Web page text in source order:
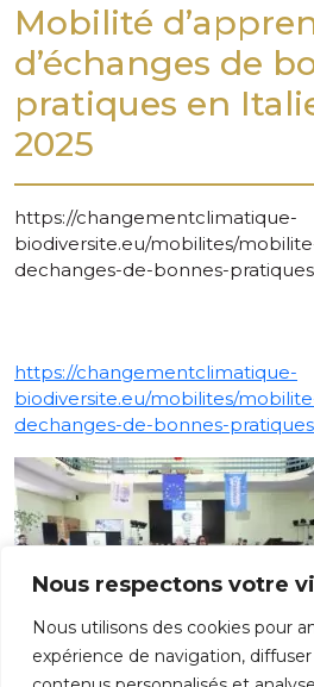
Nous respectons votre
Nous utilisons des cookies pour
expérience de navigation,
Mobilité
d’échanges de
pratiques en
2025
https://changementclimatique-
biodiversite.eu/mobilites/
dechanges-de-bonnes-
https://changementclimatique-
biodiversite.eu/mobilites/
dechanges-de-bonnes-